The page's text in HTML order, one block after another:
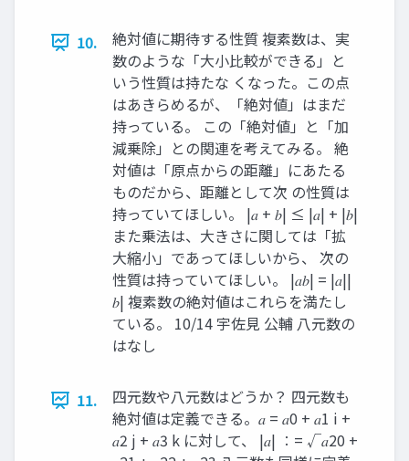
10.
絶対値に期待する性質 複素数は、実
数のような「大小比較ができる」と
いう性質は持たな くなった。この点
はあきらめるが、「絶対値」はまだ
持っている。 この「絶対値」と「加
減乗除」との関連を考えてみる。 絶
対値は「原点からの距離」にあたる
ものだから、距離として次 の性質は
持っていてほしい。 |𝑎 + 𝑏| ≤ |𝑎| + |𝑏|
また乗法は、大きさに関しては「拡
大縮小」であってほしいから、 次の
性質は持っていてほしい。 |𝑎𝑏| = |𝑎||
𝑏| 複素数の絶対値はこれらを満たし
ている。 10/14 宇佐見 公輔 八元数の
はなし
11.
四元数や八元数はどうか？ 四元数も
絶対値は定義できる。𝑎 = 𝑎0 + 𝑎1 i +
𝑎2 j + 𝑎3 k に対して、 |𝑎| ∶= √𝑎20 +